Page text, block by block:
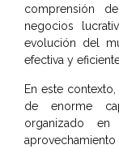
comprensión
negocios
evolución del
efectiva y
En este
de enorme
organizado en
aprovechamiento